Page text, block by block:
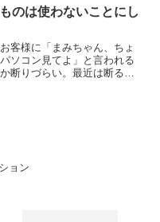
いわゆる...
のは使わないことにし
客様に「まみちゃん、ちょ
ソコン見てよ」と言われる
断りづらい。最近は断るこ
ョン